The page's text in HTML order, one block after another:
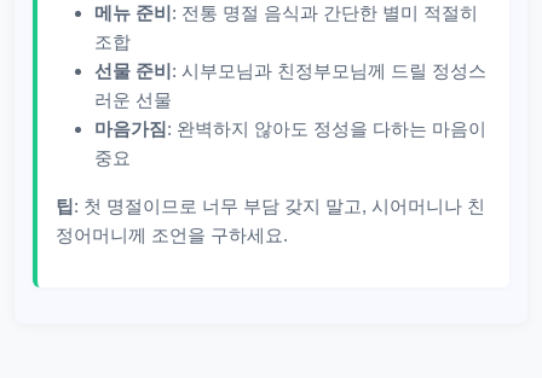
메뉴 준비: 전통 명절 음식과 간단한 별미 적절히
조합
선물 준비: 시부모님과 친정부모님께 드릴 정성스
러운 선물
마음가짐 : 완벽하지 않아도 정성을 다하는 마음이
중요
팁 : 첫 명절이므로 너무 부담 갖지 말고, 시어머니나 친
정어머니께 조언을 구하세요.